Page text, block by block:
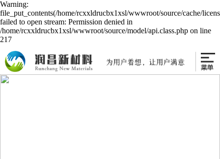
Warning:
file_put_contents(/home/rcxxldrucbx1xsl/wwwroot/source/cache/
failed to open stream: Permission denied in
/home/rcxxldrucbx1xsl/wwwroot/source/model/api.class.php on line
217